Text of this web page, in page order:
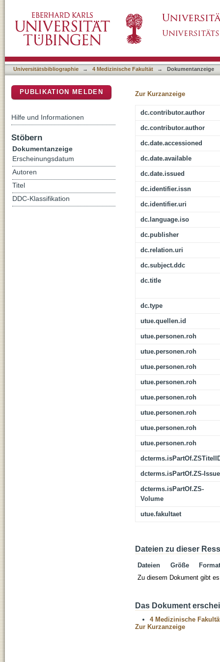
Universitätsbibliographie → 4 Medizinische Fakultät → Dokumentanzeige
Zur Kurzanzeige
dc.contributor.author
dc.contributor.author
dc.date.accessioned
dc.date.available
dc.date.issued
dc.identifier.issn
dc.identifier.uri
dc.language.iso
dc.publisher
dc.relation.uri
dc.subject.ddc
dc.title
dc.type
utue.quellen.id
utue.personen.roh
utue.personen.roh
utue.personen.roh
utue.personen.roh
utue.personen.roh
utue.personen.roh
utue.personen.roh
utue.personen.roh
dcterms.isPartOf.ZS-Issue
dcterms.isPartOf.ZS-
Volume
utue.fakultaet
Dateien zu dieser
Dateien Größe
Format
Zu diesem Dokument gibt
Das Dokument
4 Medizinische
Zur Kurzanzeige
PUBLIKATION MELDEN
Hilfe und Informationen
Stöbern
Dokumentanzeige
Erscheinungsdatum
Autoren
Titel
DDC-Klassifikation